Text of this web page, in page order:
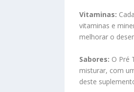
Vitaminas:
vitaminas e
melhorar o
Sabores: O Pré
misturar, com
deste